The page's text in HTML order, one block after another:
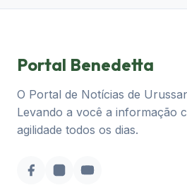
Portal Benedetta
O Portal de Notícias de
Levando a você a informação
agilidade todos os dias.